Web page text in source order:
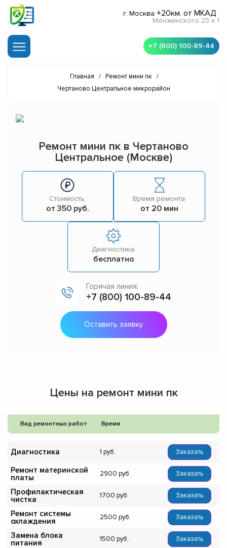
г. Москва +20км. от МКАД
Менжинского 23 к 1
+7 (800) 100-89-44
Главная / Ремонт мини пк /
Чертаново Центральное микрорайон
Ремонт мини пк в Чертаново
Центральное (Москве)
Стоимость:
от 350 руб.
Время ремонта:
от 20 мин
Диагностика:
бесплатно
Горячая линия:
+7 (800) 100-89-44
Оставить заявку
Цены на ремонт мини пк
Вид ремонтных работ Время
Диагностика 1 Заказать
Ремонт материнской
платы
2900 Заказать
Профилактическая
чистка
1700 Заказать
Ремонт системы
охлаждения
2500 Заказать
Замена блока
питания
1500 Заказать